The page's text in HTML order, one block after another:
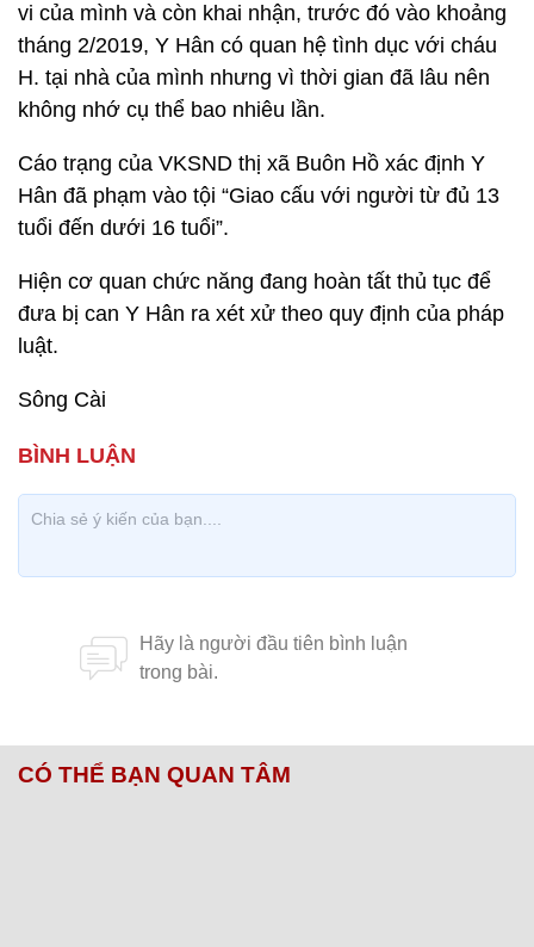
vi của mình và còn khai nhận, trước đó vào khoảng
tháng 2/2019, Y Hân có quan hệ tình dục với cháu
H. tại nhà của mình nhưng vì thời gian đã lâu nên
không nhớ cụ thể bao nhiêu lần.
Cáo trạng của VKSND thị xã Buôn Hồ xác định Y
Hân đã phạm vào tội “Giao cấu với người từ đủ 13
tuổi đến dưới 16 tuổi”.
Hiện cơ quan chức năng đang hoàn tất thủ tục để
đưa bị can Y Hân ra xét xử theo quy định của pháp
luật.
Sông Cài
CÓ THỂ BẠN QUAN TÂM